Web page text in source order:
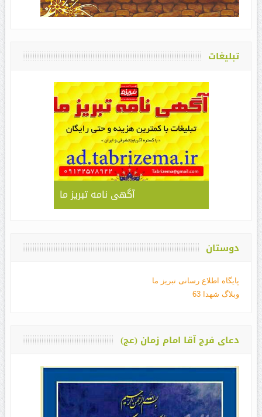
تبلیغات
آگهی نامه تبریز ما
دوستان
پایگاه اطلاع رسانی تبریز ما
وبلاگ شهدا 63
دعای فرج آقا امام زمان (عج)